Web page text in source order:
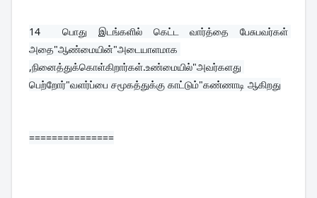
14 பொது இடங்களில் கெட்ட வார்த்தை பேசுபவர்கள்
அதை"ஆண்மையின்"அடையாளமாக
,நினைத்துக்கொள்கிறார்கள்.உண்மையில்"அவர்களது
பெற்றோர்"வளர்ப்பை சமூகத்துக்கு காட்டும்"கண்ணாடி ஆகிறது
===============